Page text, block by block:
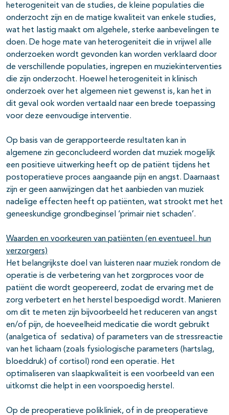
heterogeniteit van de studies, de kleine populaties die
onderzocht zijn en de matige kwaliteit van enkele studies,
wat het lastig maakt om algehele, sterke aanbevelingen te
doen. De hoge mate van heterogeniteit die in vrijwel alle
onderzoeken wordt gevonden kan worden verklaard door
de verschillende populaties, ingrepen en muziekinterventies
die zijn onderzocht. Hoewel heterogeniteit in klinisch
onderzoek over het algemeen niet gewenst is, kan het in
dit geval ook worden vertaald naar een brede toepassing
voor deze eenvoudige interventie.
Op basis van de gerapporteerde resultaten kan in
algemene zin geconcludeerd worden dat muziek mogelijk
een positieve uitwerking heeft op de patiënt tijdens het
postoperatieve proces aangaande pijn en angst. Daarnaast
zijn er geen aanwijzingen dat het aanbieden van muziek
nadelige effecten heeft op patiënten, wat strookt met het
geneeskundige grondbeginsel ‘primair niet schaden’.
Waarden en voorkeuren van patiënten (en eventueel. hun
verzorgers)
Het belangrijkste doel van luisteren naar muziek rondom de
operatie is de verbetering van het zorgproces voor de
patiënt die wordt geopereerd, zodat de ervaring met de
zorg verbetert en het herstel bespoedigd wordt. Manieren
om dit te meten zijn bijvoorbeeld het reduceren van angst
en/of pijn, de hoeveelheid medicatie die wordt gebruikt
(analgetica of sedativa) of parameters van de stressreactie
van het lichaam (zoals fysiologische parameters (hartslag,
bloeddruk) of cortisol) rond een operatie. Het
optimaliseren van slaapkwaliteit is een voorbeeld van een
uitkomst die helpt in een voorspoedig herstel.
Op de preoperatieve polikliniek, of in de preoperatieve